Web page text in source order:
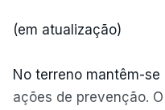
(em atualização)
No terreno mantêm-
ações de prevenção.